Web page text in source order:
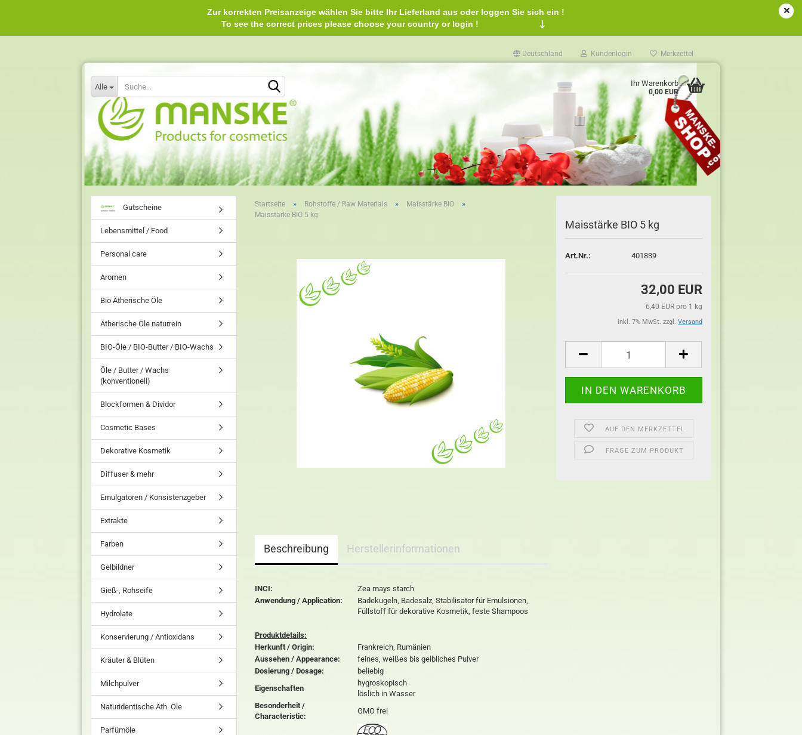
Deutschland Kundenlogin Merkzettel
Alle Ihr Warenkorb
0,00 EUR
Zur korrekten Preisanzeige wählen Sie bitte Ihr Lieferland aus oder loggen Sie sich ein !
To see the correct prices please choose your country or login !
↓
Startseite » Rohstoffe / Raw Materials » Maisstärke BIO »
Maisstärke BIO 5 kg
Maisstärke BIO 5 kg
Art.Nr.: 401839
32,00 EUR
6,40 EUR pro 1 kg
inkl. 7% MwSt. zzgl. Versand
AUF DEN MERKZETTEL
FRAGE ZUM PRODUKT
Beschreibung Herstellerinformationen
INCI:
Zea mays starch
Anwendung / Application:
Badekugeln, Badesalz, Stabilisator für Emulsionen,
Füllstoff für dekorative Kosmetik, feste Shampoos
Produktdetails:
Herkunft / Origin:
Frankreich, Rumänien
Aussehen / Appearance:
feines, weißes bis gelbliches Pulver
Dosierung / Dosage:
beliebig
Eigenschaften
hygroskopisch
löslich in Wasser
Besonderheit /
Characteristic:
GMO frei
Gutscheine
Lebensmittel / Food
Personal care
Aromen
Bio Ätherische Öle
Ätherische Öle naturrein
BIO-Öle / BIO-Butter / BIO-Wachs
Öle / Butter / Wachs
(konventionell)
Blockformen & Dividor
Cosmetic Bases
Dekorative Kosmetik
Diffuser & mehr
Emulgatoren / Konsistenzgeber
Extrakte
Farben
Gelbildner
Gieß-, Rohseife
Hydrolate
Konservierung / Antioxidans
Kräuter & Blüten
Milchpulver
Naturidentische Äth. Öle
Parfümöle